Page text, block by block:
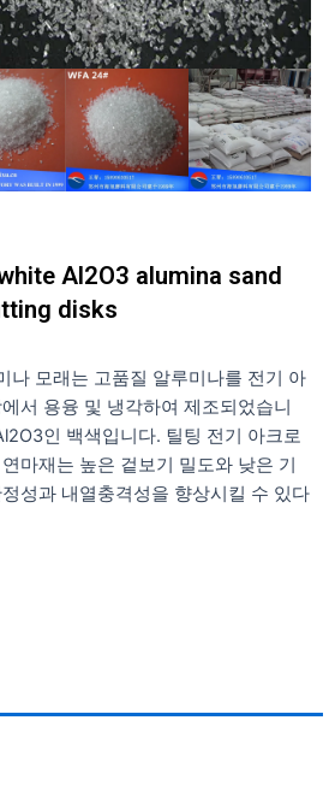
Al2O3 alumina sand
disks
나 모래는 고품질 알루미나를 전기 아
서 용융 및 냉각하여 제조되었습니
인 백색입니다. 틸팅 전기 아크로
마재는 높은 겉보기 밀도와 낮은 기
성과 내열충격성을 향상시킬 수 있다